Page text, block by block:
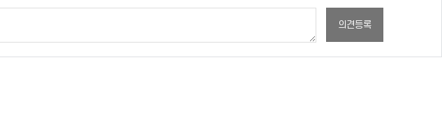
의견등록